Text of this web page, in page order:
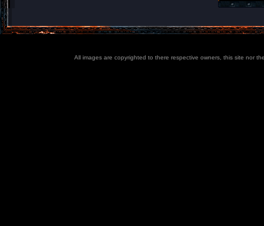
All images are copyrighted to there respective owners, this site nor